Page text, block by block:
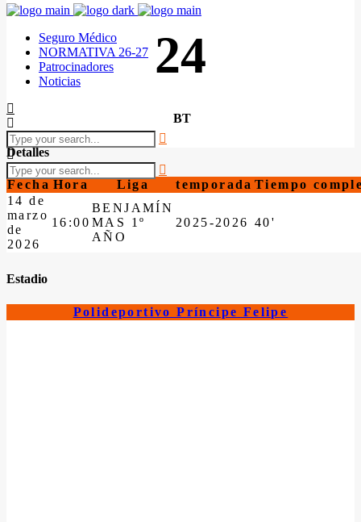
Seguro Médico
NORMATIVA 26-27
Patrocinadores
Noticias
24
BT
Detalles
Fecha Hora Liga temporada Tiempo
14 de
marzo
de
2026
16:00
BENJAMÍN
MAS 1º
AÑO
2025-2026 40'
Estadio
Polideportivo Príncipe Felipe